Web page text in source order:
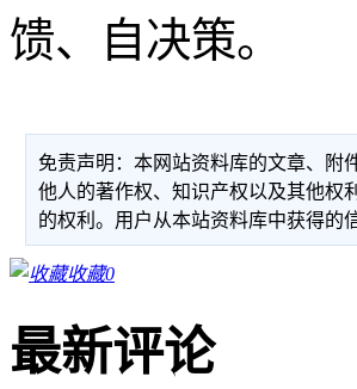
馈、自决策。
免责声明：本网站资料库的文章、附
他人的著作权、知识产权以及其他权
的权利。用户从本站资料库中获得的
收藏0
最新评论